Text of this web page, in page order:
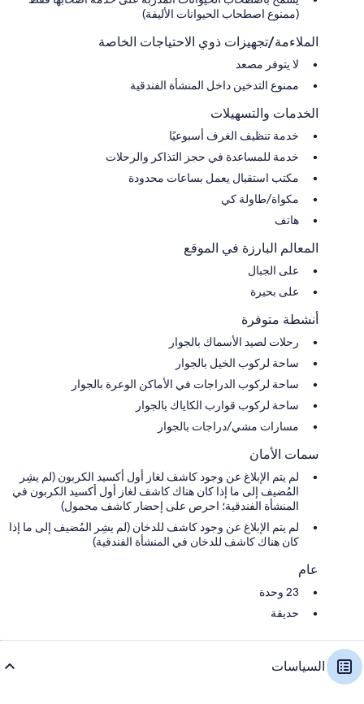
(ممنوع اصطحاب الحيوانات الأليفة)
الملاءمة/تجهيزات ذوي الاحتياجات الخاصة
لا يتوفر مصعد
ممنوع التدخين داخل المنشأة الفندقية
الخدمات والتسهيلات
خدمة تنظيف الغرف أسبوعيًا
خدمة للمساعدة في حجز التذاكر والرحلات
مكتب استقبال يعمل بساعات محدودة
مكواة/طاولة كي
هاتف
المعالم البارزة في الموقع
على الجبال
على بحيرة
أنشطة متوفرة
رحلات لصيد الأسماك بالجوار
ساحة لركوب الخيل بالجوار
ساحة لركوب الدراجات في الأماكن الوعرة بالجوار
ساحة لركوب قوارب الكاياك بالجوار
مسارات مشي/دراجات بالجوار
سمات الأمان
لم يتم الإبلاغ عن وجود كاشف لغاز أول أكسيد الكربون (لم يشِر
المُضيف إلى ما إذا كان هناك كاشف لغاز أول أكسيد الكربون في
المنشأة الفندقية؛ احرص على إحضار كاشف محمول)
لم يتم الإبلاغ عن وجود كاشف للدخان (لم يشِر المُضيف إلى ما إذا
كان هناك كاشف للدخان في المنشأة الفندقية)
عام
23 وحدة
حديقة
السياسات